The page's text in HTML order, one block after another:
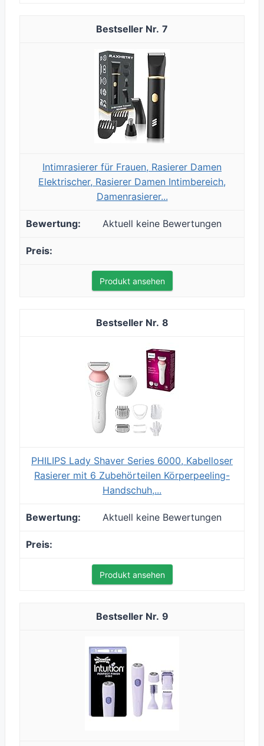
7
Intimrasierer für Frauen, Rasierer Damen
Elektrischer, Rasierer Damen Intimbereich,
Damenrasierer...
Aktuell keine Bewertungen
Produkt ansehen
8
PHILIPS Lady Shaver Series 6000, Kabelloser
Rasierer mit 6 Zubehörteilen Körperpeeling-
Handschuh,...
Aktuell keine Bewertungen
Produkt ansehen
9